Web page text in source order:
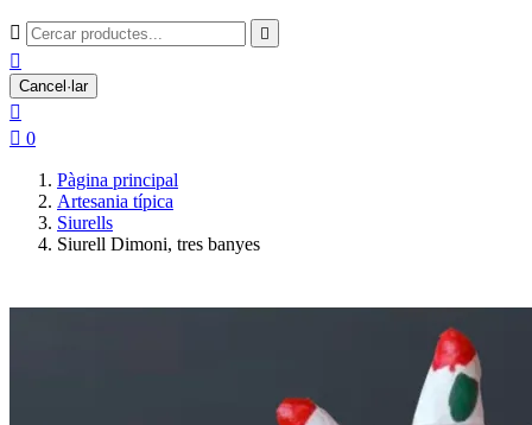
 

Cancel·lar

 0
Pàgina principal
Artesania típica
Siurells
Siurell Dimoni, tres banyes